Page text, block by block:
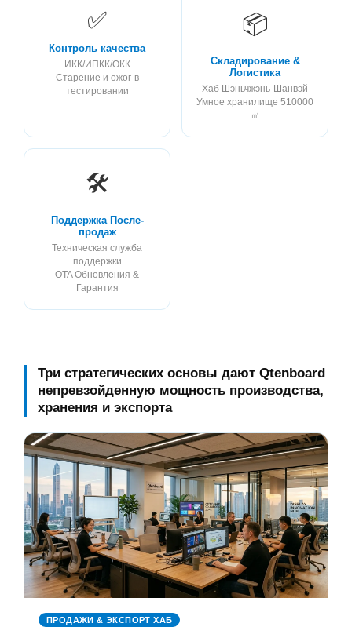
✅
Контроль качества
ИКК/ИПКК/ОКК
Старение и ожог-в
тестировании
📦
Складирование &
Логистика
Хаб Шэньчжэнь-Шанвэй
Умное хранилище 510000
㎡
🛠️
Поддержка После-
продаж
Техническая служба
поддержки
OTA Обновления &
Гарантия
Три стратегических основы дают Qtenboard
непревзойденную мощность производства,
хранения и экспорта
ПРОДАЖИ & ЭКСПОРТ ХАБ